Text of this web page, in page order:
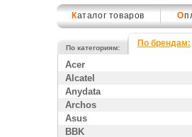
Каталог товаров О
По категориям: По брендам:
Acer
Alcatel
Anydata
Archos
Asus
BBK